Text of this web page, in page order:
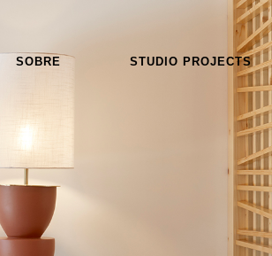
SOBRE STUDIO PROJECTS